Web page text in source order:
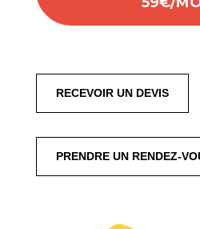
RECEVOIR UN DEVIS
PRENDRE UN RENDEZ-